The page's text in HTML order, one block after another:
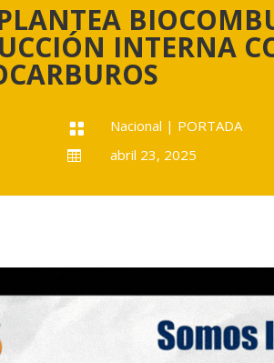
INTERNA
 Nacional | PORTADA
 abril 23, 2025